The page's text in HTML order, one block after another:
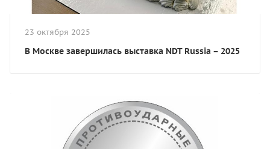
23 октября 2025
В Москве завершилась выставка NDT Russia – 2025